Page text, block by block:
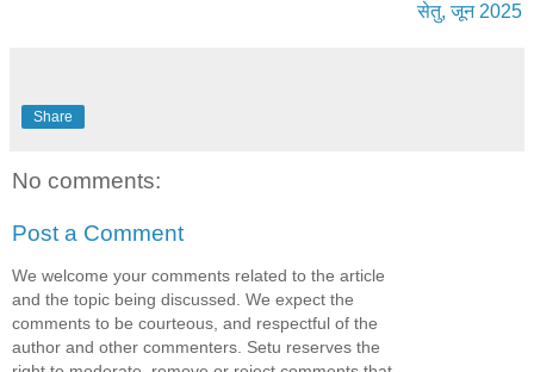
सेतु, जून 2025
Share
No comments:
Post a Comment
We welcome your comments related to the article
and the topic being discussed. We expect the
comments to be courteous, and respectful of the
author and other commenters. Setu reserves the